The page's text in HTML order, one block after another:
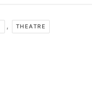
, THEATRE